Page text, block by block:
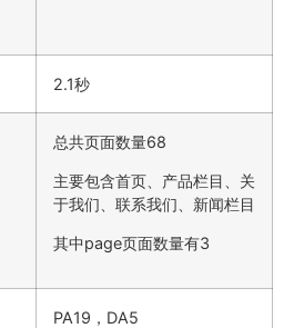
2.1秒
总共页面数量68
主要包含首页、产品栏目、关
于我们、联系我们、新闻栏目
其中page页面数量有3
PA19，DA5